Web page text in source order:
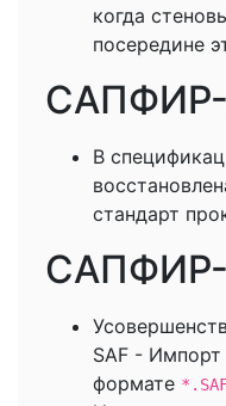
когда
посередине
В
стандарт
SAF - Импорт
формате